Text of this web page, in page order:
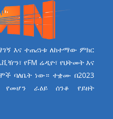
እና ተጠሪነቱ ለከተማው ምክር
የFM ሬዲዮ፣ የህትመት እና
ባለቤት ነው። ተቋሙ በ2023
ራዕይ ሰንቆ የይዘት